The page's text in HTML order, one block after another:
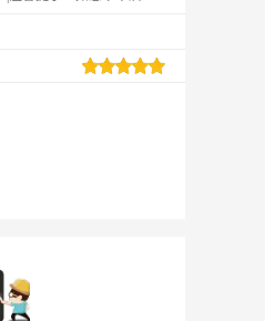
查看已购买产品（如遇问